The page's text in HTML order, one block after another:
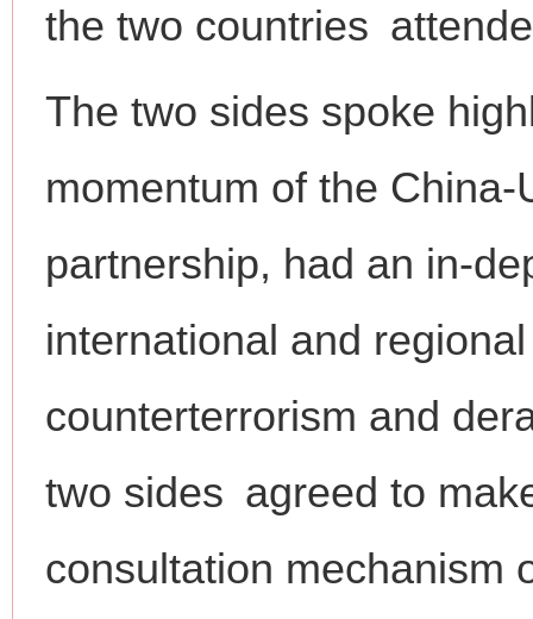
the two countries
The two sides spoke
momentum of the
partnership, had an in-
international and
counterterrorism and
two sides agreed to
consultation mechanism
网上购药对药下症？